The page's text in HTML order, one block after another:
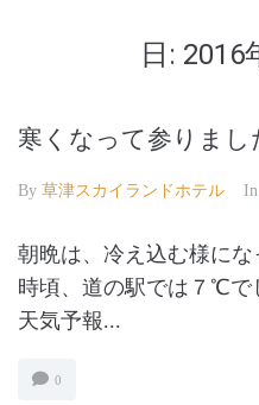
日: 2016
寒くなって参りまし
By 草津スカイランドホテル In
朝晩は、冷え込む様に
時頃、道の駅では７℃で
天気予報...
0